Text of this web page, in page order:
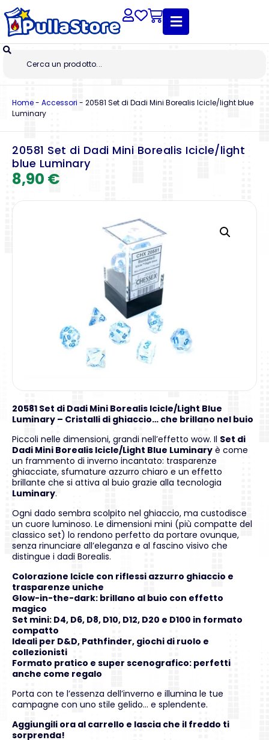
Home- Accessori - 20581 Set di Dadi Mini Borealis Icicle/light blue
Luminary
20581 Set di Dadi Mini Borealis Icicle/light
blue Luminary
8,90 €
20581 Set di Dadi Mini Borealis Icicle/Light Blue
Luminary – Cristalli di ghiaccio… che brillano nel buio
Piccoli nelle dimensioni, grandi nell’effetto wow. Il Set di
Dadi Mini Borealis Icicle/Light Blue Luminary è come
un frammento di inverno incantato: trasparenze
ghiacciate, sfumature azzurro chiaro e un effetto
brillante che si attiva al buio grazie alla tecnologia
Luminary.
Ogni dado sembra scolpito nel ghiaccio, ma custodisce
un cuore luminoso. Le dimensioni mini (più compatte del
classico set) lo rendono perfetto da portare ovunque,
senza rinunciare all’eleganza e al fascino visivo che
distingue i dadi Borealis.
Colorazione Icicle con riflessi azzurro ghiaccio e
trasparenze uniche
Glow-in-the-dark: brillano al buio con effetto
magico
Set mini: D4, D6, D8, D10, D12, D20 e D100 in formato
compatto
Ideali per D&D, Pathfinder, giochi di ruolo e
collezionisti
Formato pratico e super scenografico: perfetti
anche come regalo
Porta con te l’essenza dell’inverno e illumina le tue
campagne con uno stile gelido… e splendente.
Aggiungili ora al carrello e lascia che il freddo ti
sorprenda!